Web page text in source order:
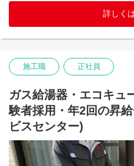
するお仕事となり、縁の下の力
具体的には、東日本物流センタ
東にある各拠点へ商品の荷下ろ
当社の物流を見えないところでし
※変更範囲：会社の定める範囲で
詳しく
施工職 正社員
ガス給湯器・エコキュ
験者採用・年2回の昇
ビスセンター)